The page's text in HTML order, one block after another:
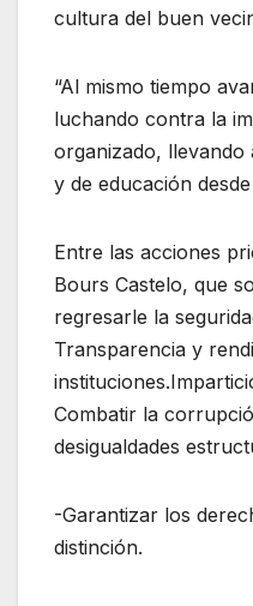
cultura del buen
“Al mismo tiempo
luchando contra la
organizado,
y de educación
Entre las acciones
Bours Castelo, que
regresarle la
Transparencia y
Combatir la
desigualdades
-Garantizar los
distinción.